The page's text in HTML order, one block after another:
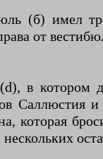
(б) имел
от
в
Саллюстия
которая